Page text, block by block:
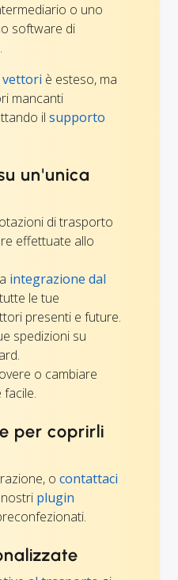
o uno
software di
vettori è esteso, ma
mancanti
il supporto
un'unica
di trasporto
effettuate allo
integrazione dal
le tue
presenti e future.
spedizioni su
o cambiare
per coprirli
o contattaci
plugin